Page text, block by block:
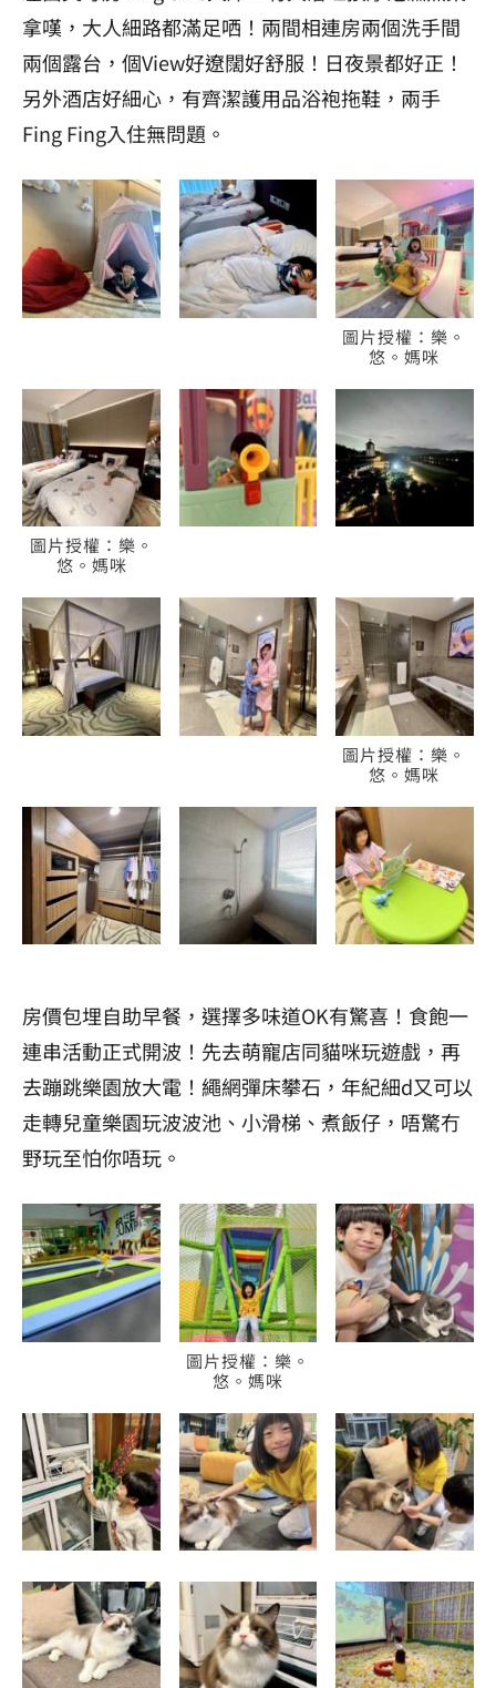
拿嘆，大人細路都滿足哂！兩間相連房兩個洗手間
兩個露台，個View好遼闊好舒服！日夜景都好正！
另外酒店好細心，有齊潔護用品浴袍拖鞋，兩手
Fing Fing入住無問題。
圖片授權：樂。
悠。媽咪
圖片授權：樂。
悠。媽咪
圖片授權：樂。
悠。媽咪
房價包埋自助早餐，選擇多味道OK有驚喜！食飽一
連串活動正式開波！先去萌寵店同貓咪玩遊戲，再
去蹦跳樂園放大電！繩網彈床攀石，年紀細d又可以
走轉兒童樂園玩波波池、小滑梯、煮飯仔，唔驚冇
野玩至怕你唔玩。
圖片授權：樂。
悠。媽咪